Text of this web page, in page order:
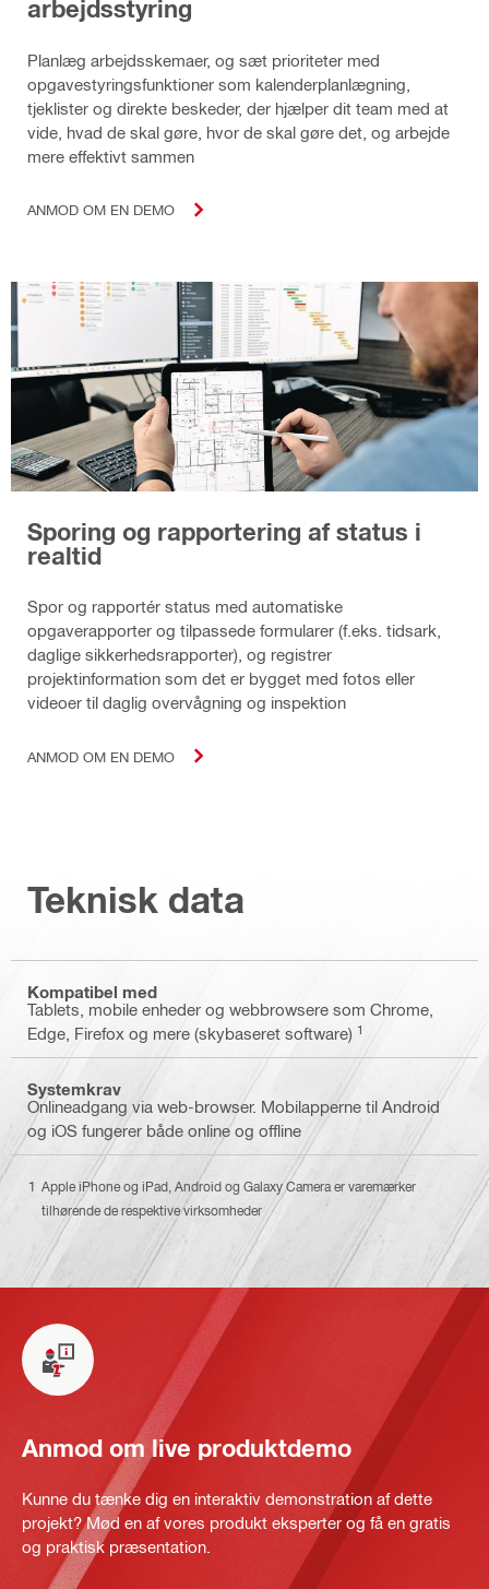
arbejdsstyring
Planlæg arbejdsskemaer, og sæt prioriteter med
opgavestyringsfunktioner som kalenderplanlægning,
tjeklister og direkte beskeder, der hjælper dit team med at
vide, hvad de skal gøre, hvor de skal gøre det, og arbejde
mere effektivt sammen
ANMOD OM EN DEMO
Sporing og rapportering af status i
realtid
Spor og rapportér status med automatiske
opgaverapporter og tilpassede formularer (f.eks. tidsark,
daglige sikkerhedsrapporter), og registrer
projektinformation som det er bygget med fotos eller
videoer til daglig overvågning og inspektion
ANMOD OM EN DEMO
Teknisk data
Kompatibel med
Tablets, mobile enheder og webbrowsere som Chrome,
Edge, Firefox og mere (skybaseret software) 1
Systemkrav
Onlineadgang via web-browser. Mobilapperne til Android
og iOS fungerer både online og offline
Apple iPhone og iPad, Android og Galaxy Camera er varemærker
tilhørende de respektive virksomheder
Anmod om live produktdemo
Kunne du tænke dig en interaktiv demonstration af dette
projekt? Mød en af vores produkt eksperter og få en gratis
og praktisk præsentation.